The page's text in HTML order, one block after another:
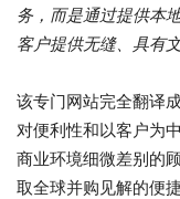
务，而是通过提供本
客户提供无缝、具有
该专门网站完全翻译
对便利性和以客户为
商业环境细微差别的
取全球并购见解的便